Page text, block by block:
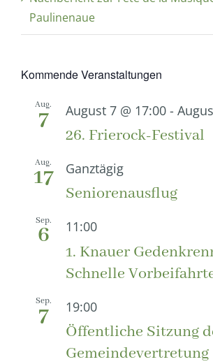
Paulinenaue
Kommende Veranstaltungen
Aug.
7 August 7 @ 17:00 -
26. Frierock-Festival
Aug.
17 Ganztägig
Seniorenausflug
Sep.
6 11:00
1. Knauer
Schnelle
Sep.
7 19:00
Öffentliche Sitzung
Gemeindevertretung